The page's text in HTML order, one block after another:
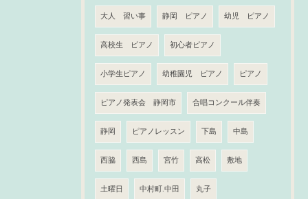
大人 習い事 静岡 ピアノ 幼児 ピアノ
高校生 ピアノ 初心者ピアノ
小学生ピアノ 幼稚園児 ピアノ ピアノ
ピアノ発表会 静岡市 合唱コンクール伴奏
静岡 ピアノレッスン 下島 中島
西脇 西島 宮竹 高松 敷地
土曜日 中村町.中田 丸子